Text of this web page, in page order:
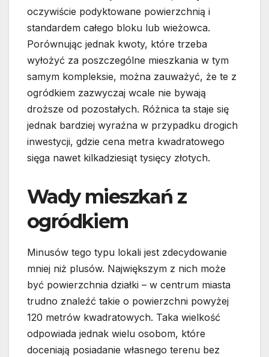
oczywiście podyktowane powierzchnią i
standardem całego bloku lub wieżowca.
Porównując jednak kwoty, które trzeba
wyłożyć za poszczególne mieszkania w tym
samym kompleksie, można zauważyć, że te z
ogródkiem zazwyczaj wcale nie bywają
droższe od pozostałych. Różnica ta staje się
jednak bardziej wyraźna w przypadku drogich
inwestycji, gdzie cena metra kwadratowego
sięga nawet kilkadziesiąt tysięcy złotych.
Wady mieszkań z
ogródkiem
Minusów tego typu lokali jest zdecydowanie
mniej niż plusów. Największym z nich może
być powierzchnia działki – w centrum miasta
trudno znaleźć takie o powierzchni powyżej
120 metrów kwadratowych. Taka wielkość
odpowiada jednak wielu osobom, które
doceniają posiadanie własnego terenu bez